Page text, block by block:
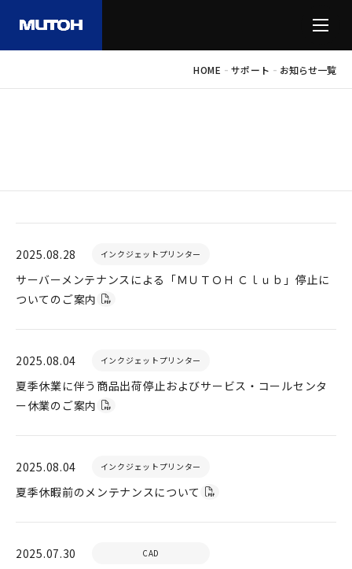
HOME - サポート - お知らせ一覧
2025.08.28 インクジェットプリンター
サーバーメンテナンスによる「ＭＵＴＯＨ Ｃｌｕｂ」停止に
ついてのご案内
2025.08.04 インクジェットプリンター
夏季休業に伴う商品出荷停止およびサービス・コールセンタ
ー休業のご案内
2025.08.04 インクジェットプリンター
夏季休暇前のメンテナンスについて
2025.07.30 CAD